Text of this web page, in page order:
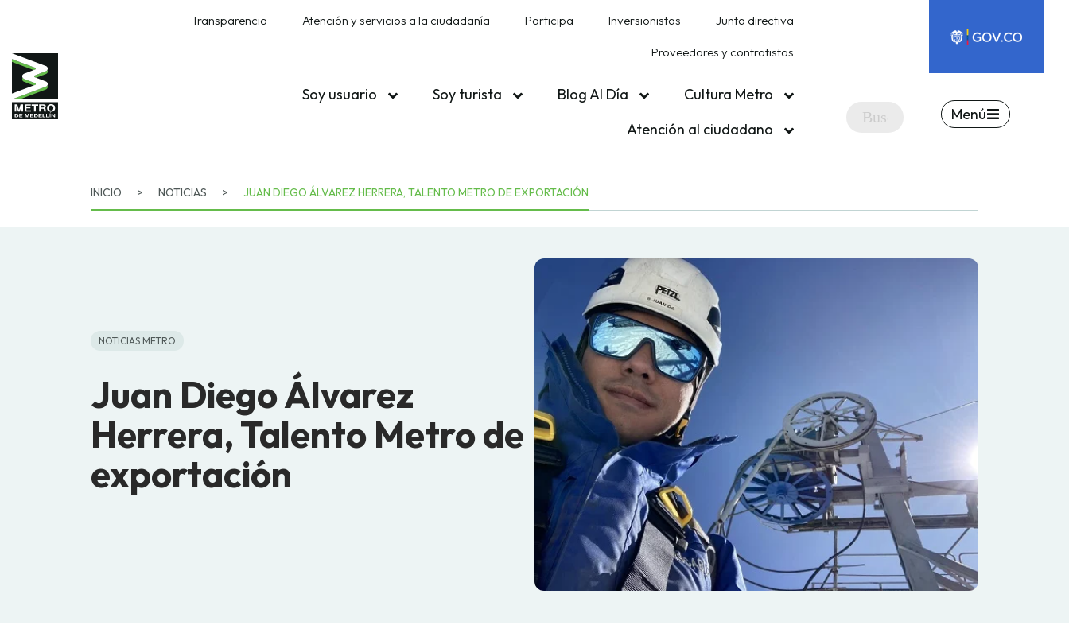
Transparencia Atención y servicios a la ciudadanía Participa Inversionistas Junta directiva
Proveedores y contratistas
Soy usuario Soy turista Blog Al Día
Cultura Metro
Atención al ciudadano
Menú
INICIO > NOTICIAS > JUAN DIEGO ÁLVAREZ HERRERA, TALENTO METRO DE EXPORTACIÓN
NOTICIAS METRO
Juan Diego Álvarez
Herrera, Talento Metro de
exportación